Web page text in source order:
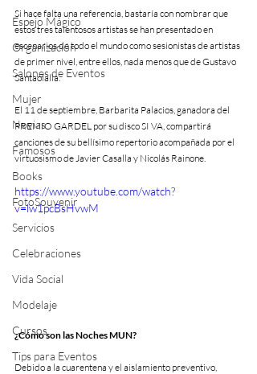
Espejo Mágico
Organización
Salones de Eventos
Mujer
Novias
Famosos
Books
FotoSouvenir
Servicios
Celebraciones
Vida Social
Modelaje
Cursos
Tips para Eventos
Si hace falta una referencia, bastaría con nombrar que
estos tres talentosos artistas se han presentado en
escenarios de todo el mundo como sesionistas de artistas
de primer nivel, entre ellos, nada menos que de Gustavo
Santaolalla.
El 11 de septiembre, Barbarita Palacios, ganadora del
PREMIO GARDEL por su disco SI VA, compartirá
canciones de su bellísimo repertorio acompañada por el
virtuosismo de Javier Casalla y Nicolás Rainone.
https://www.youtube.com/watch?
v=lw1pcBsHvwM
¿Cómo son las Noches MUN?
Debido a la cuarentena y el aislamiento preventivo,